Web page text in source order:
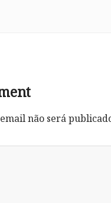
não será